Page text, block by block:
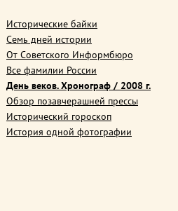
Исторические байки
Семь дней истории
От Советского Информбюро
Все фамилии России
День веков. Хронограф / 2008 г.
Обзор позавчерашней прессы
Исторический гороскоп
История одной фотографии